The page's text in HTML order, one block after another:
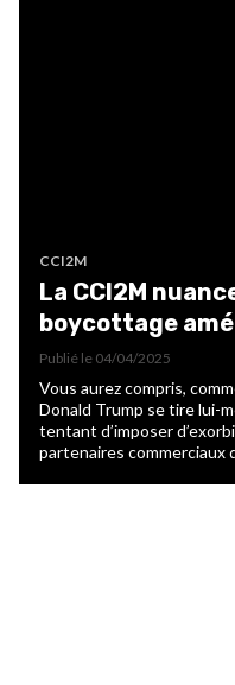
CCI2M
La CCI2M
boycottage
Publié le 04/04/2025
Vous aurez compris,
Donald Trump se tire lui-
tentant d’imposer
partenaires commerciaux